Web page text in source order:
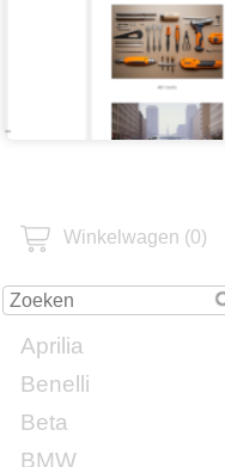
Winkelwagen (0)
Aprilia
Benelli
Beta
BMW